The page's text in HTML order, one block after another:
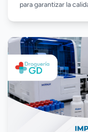
para garantizar la
estandarizar
beneficio de los